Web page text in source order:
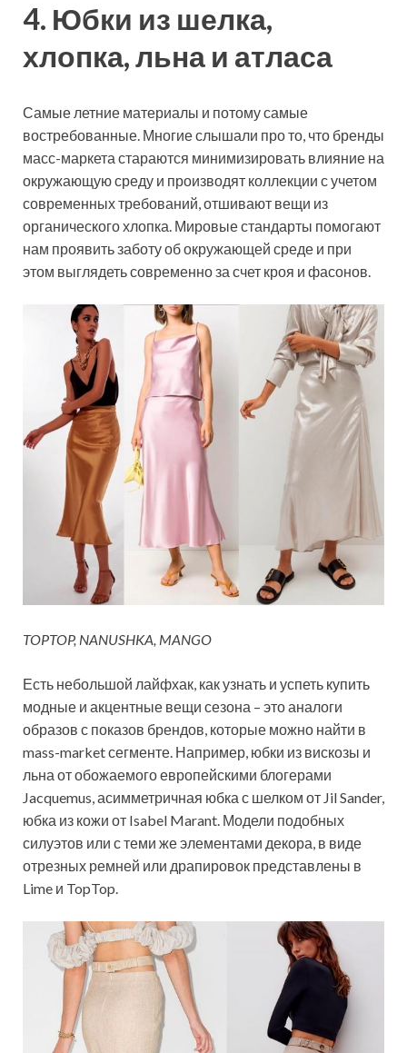
4. Юбки из шелка,
хлопка, льна и атласа
Самые летние материалы и потому самые
востребованные. Многие слышали про то, что бренды
масс-маркета стараются минимизировать влияние на
окружающую среду и производят коллекции с учетом
современных требований, отшивают вещи из
органического хлопка. Мировые стандарты помогают
нам проявить заботу об окружающей среде и при
этом выглядеть современно за счет кроя и фасонов.
TOPTOP, NANUSHKA, MANGO
Есть небольшой лайфхак, как узнать и успеть купить
модные и акцентные вещи сезона – это аналоги
образов с показов брендов, которые можно найти в
mass-market сегменте. Например, юбки из вискозы и
льна от обожаемого европейскими блогерами
Jacquemus, асимметричная юбка с шелком от Jil Sander,
юбка из кожи от Isabel Marant. Модели подобных
силуэтов или с теми же элементами декора, в виде
отрезных ремней или драпировок представлены в
Lime и TopTop.